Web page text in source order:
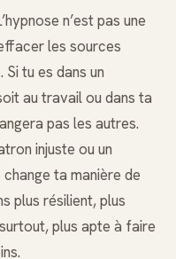
n’est pas une
les sources
tu es dans un
au travail ou dans ta
pas les autres.
injuste ou un
ta manière de
plus résilient, plus
plus apte à faire